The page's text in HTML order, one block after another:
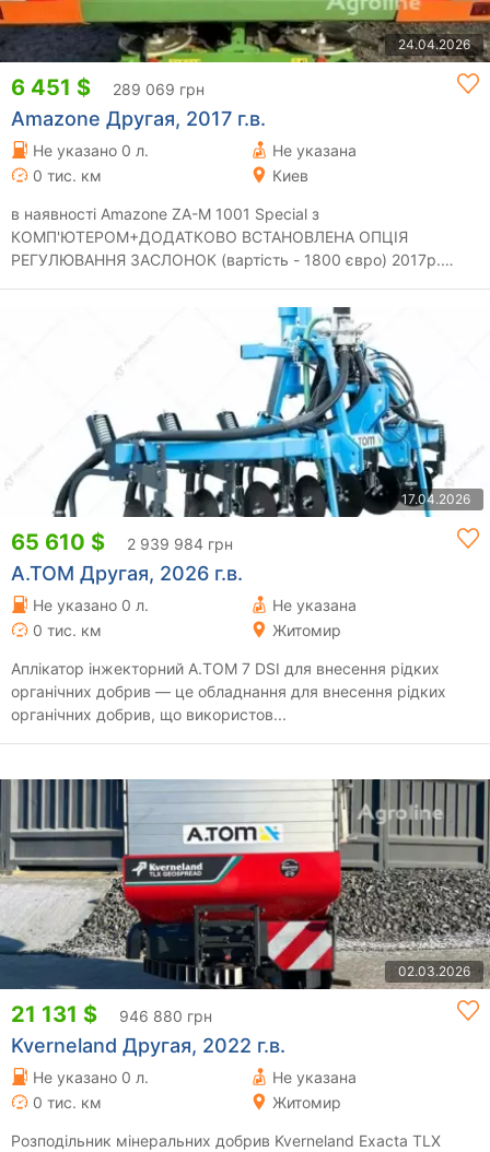
24.04.2026
6 451 $ 289 069 грн
Amazone Другая, 2017 г.в.
Не указано 0 л.
Не указана
0 тис. км
Киев
в наявності Amazone ZA-M 1001 Special з
КОМП'ЮТЕРОМ+ДОДАТКОВО ВСТАНОВЛЕНА ОПЦІЯ
РЕГУЛЮВАННЯ ЗАСЛОНОК (вартість - 1800 євро) 2017р.
17.04.2026
65 610 $ 2 939 984 грн
A.TOM Другая, 2026 г.в.
Не указано 0 л.
Не указана
0 тис. км
Житомир
Аплікатор інжекторний А.ТОМ 7 DSI для внесення рідких
органічних добрив — це обладнання для внесення рідких
органічних добрив, що використов...
02.03.2026
21 131 $ 946 880 грн
Kverneland Другая, 2022 г.в.
Не указано 0 л.
Не указана
0 тис. км
Житомир
Розподільник мінеральних добрив Kverneland Exacta TLX